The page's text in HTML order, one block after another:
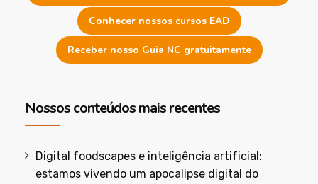
Conhecer nossos cursos EAD
Receber nosso Guia NC gratuitamente
Nossos conteúdos mais recentes
Digital foodscapes e inteligência artificial:
estamos vivendo um apocalipse digital do